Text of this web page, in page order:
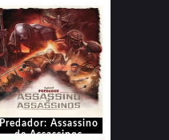
Predador: Assassino
de Assassinos